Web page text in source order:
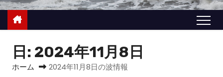
ッ
日: 2024年11月8日
ホーム 2024年11月8日の波情報